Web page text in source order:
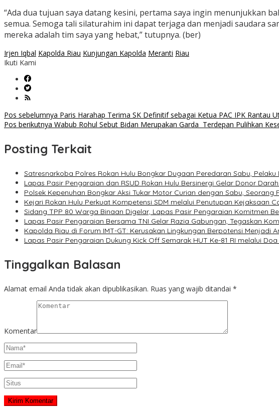
“Ada dua tujuan saya datang kesini, pertama saya ingin menunjukkan
semua. Semoga tali silaturahim ini dapat terjaga dan menjadi saudara
mereka adalah tim saya yang hebat,” tutupnya. (ber)
Irjen Iqbal Kapolda Riau Kunjungan Kapolda Meranti Riau
Ikuti Kami
Navigasi
Pos sebelumnya Paris Harahap Terima SK Definitif sebagai Ketua PAC IPK Rantau
Pos berikutnya Wabub Rohul Sebut Bidan Merupakan Garda Terdepan Pulihkan
Posting Terkait
Satresnarkoba Polres Rokan Hulu Bongkar Dugaan Peredaran Sabu,
Lapas Pasir Pengaraian dan RSUD Rokan Hulu Bersinergi Gelar Donor
Polsek Kepenuhan Bongkar Aksi Tukar Motor Curian dengan Sabu, Seorang
Kejari Rokan Hulu Perkuat Kompetensi SDM melalui Penutupan Kejaksaan
Sidang TPP 80 Warga Binaan Digelar, Lapas Pasir Pengaraian Komitmen
Lapas Pasir Pengaraian Bersama TNI Gelar Razia Gabungan, Tegaskan
Kapolda Riau di Forum IMT-GT: Kerusakan Lingkungan Berpotensi Menjadi
Lapas Pasir Pengaraian Dukung Kick Off Semarak HUT Ke-81 RI melalui
Tinggalkan Balasan
Alamat email Anda tidak akan dipublikasikan. Ruas yang wajib ditandai *
Komentar